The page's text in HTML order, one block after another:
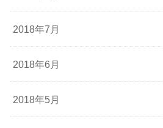
2018年7月
2018年6月
2018年5月